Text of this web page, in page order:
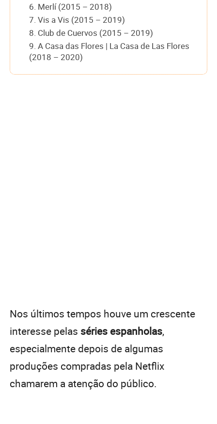
6. Merlí (2015 – 2018)
7. Vis a Vis (2015 – 2019)
8. Club de Cuervos (2015 – 2019)
9. A Casa das Flores | La Casa de Las Flores
(2018 – 2020)
Nos últimos tempos houve um crescente
interesse pelas séries espanholas,
especialmente depois de algumas
produções compradas pela Netflix
chamarem a atenção do público.